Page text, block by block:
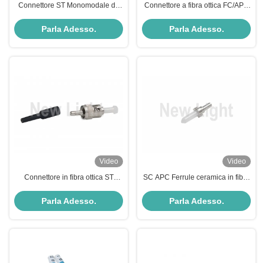
Connettore ST Monomodale da
PC UPC per applicazioni in fibra
Parla Adesso.
Connettore a fibra ottica FC/APC
inserimento e diametro di 0,9 mm
Parla Adesso.
Video
Connettore in fibra ottica ST
locali con conformità ROHS
Parla Adesso.
Video
SC APC Ferrule ceramica in fibra
anti invecchiamento e
dimensione precisa
Parla Adesso.